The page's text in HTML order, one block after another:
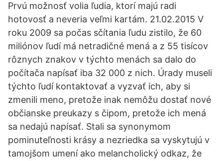
Prvú možnosť volia ľudia, ktorí majú radi
hotovosť a neveria veľmi kartám. 21.02.2015 V
roku 2009 sa počas sčítania ľudu zistilo, že 60
miliónov ľudí má netradičné mená a z 55 tisícov
rôznych znakov v týchto menách sa dalo do
počítača napísať iba 32 000 z nich. Úrady museli
týchto ľudí kontaktovať a vyzvať ich, aby si
zmenili meno, pretože inak nemôžu dostať nové
občianske preukazy s čipom, pretože ich mená
sa nedajú napísať. Stali sa synonymom
pominuteľnosti krásy a nezriedka sa vyskytujú v
tamojšom umení ako melancholický odkaz, že